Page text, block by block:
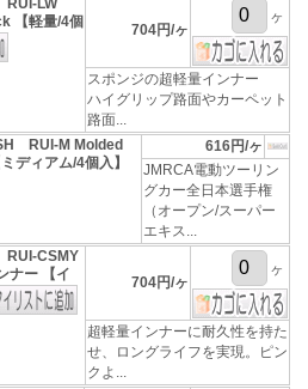
LW
【軽量/4個
704円/ヶ
ヶ
スポンジの超軽量インナー
ハイグリップ路面やカーペット
路面...
RUI-M Molded
ディアム/4個入】
616円/ヶ
JMRCA電動ツーリン
グカー全日本選手権
（オープン/スーパー
エキス...
CSMY
ナー 【イ
704円/ヶ
ヶ
超軽量インナーに耐久性を持た
せ、ロングライフを実現。ピン
クよ...